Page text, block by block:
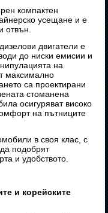
компактен
усещане и е
отвън.
двигатели е
до ниски емисии и
на
максимално
са проектирани
стоманена
осигуряват високо
на пътниците
в своя клас, с
подобрят
и удобството.
и корейските